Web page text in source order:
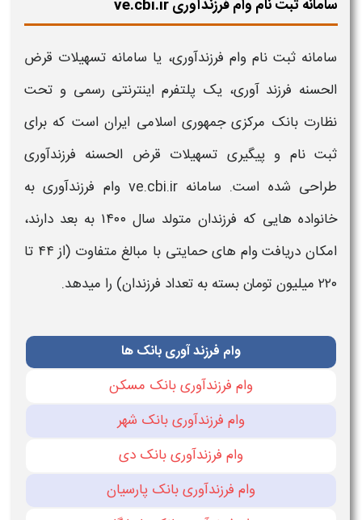
سامانه ثبت نام وام فرزندآوری ve.cbi.ir
سامانه ثبت نام وام فرزندآوری، یا سامانه تسهیلات قرض
الحسنه فرزند آوری، یک پلتفرم اینترنتی رسمی و تحت
نظارت بانک مرکزی جمهوری اسلامی ایران است که برای
ثبت نام و پیگیری تسهیلات قرض الحسنه فرزندآوری
طراحی شده است. سامانهve.cbi.ir وام فرزندآوری به
خانواده هایی که فرزندان
متولد سال ۱۴۰۰ به بعد دارند،
امکان دریافتوام
های حمایتی با مبالغ متفاوت (از ۴۴ تا
۲۲۰ میلیون تومان بسته به تعداد
فرزندان) را میدهد.
وام فرزند آوری بانک ها
وام فرزندآوری بانک مسکن
وام فرزندآوری بانک شهر
وام فرزندآوری بانک دی
وام فرزندآوری بانک پارسیان